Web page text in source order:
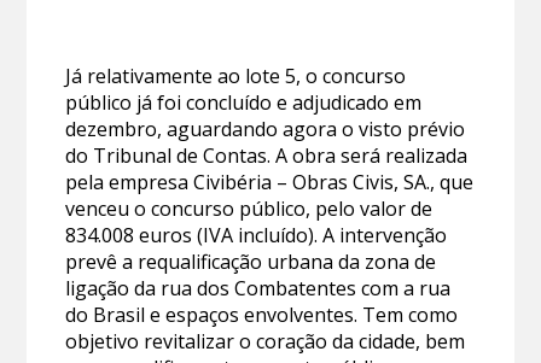
Já relativamente ao lote 5, o concurso
público já foi concluído e adjudicado em
dezembro, aguardando agora o visto prévio
do Tribunal de Contas. A obra será realizada
pela empresa Civibéria – Obras Civis, SA., que
venceu o concurso público, pelo valor de
834.008 euros (IVA incluído). A intervenção
prevê a requalificação urbana da zona de
ligação da rua dos Combatentes com a rua
do Brasil e espaços envolventes. Tem como
objetivo revitalizar o coração da cidade, bem